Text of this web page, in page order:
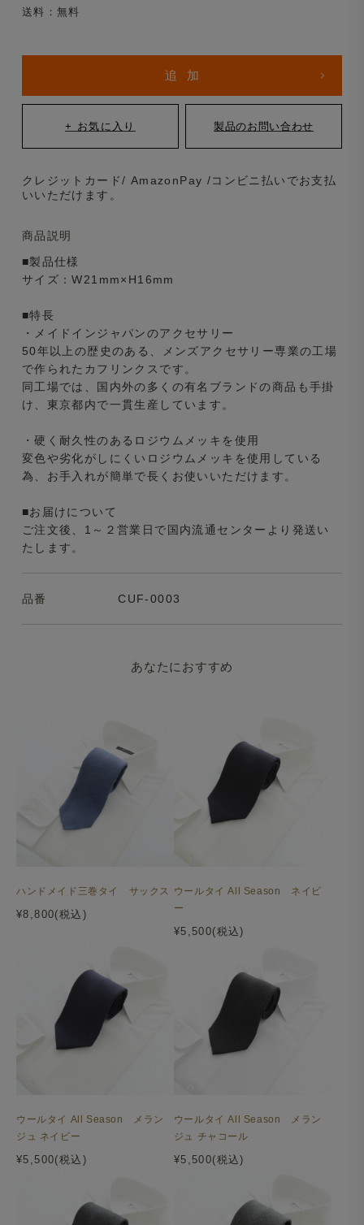
送料：無料
クレジットカード/ AmazonPay /コンビニ払いでお支払
いいただけます。
商品説明
■製品仕様
サイズ：W21mm×H16mm
■特長
・メイドインジャパンのアクセサリー
50年以上の歴史のある、メンズアクセサリー専業の工場
で作られたカフリンクスです。
同工場では、国内外の多くの有名ブランドの商品も手掛
け、東京都内で一貫生産しています。
・硬く耐久性のあるロジウムメッキを使用
変色や劣化がしにくいロジウムメッキを使用している
為、お手入れが簡単で長くお使いいただけます。
■お届けについて
ご注文後、1～２営業日で国内流通センターより発送い
たします。
品番 CUF-0003
あなたにおすすめ
ハンドメイド三巻タイ サックス
¥8,800(税込)
ウールタイ All Season ネイビ
ー
¥5,500(税込)
ウールタイ All Season メラン
ジュ ネイビー
¥5,500(税込)
ウールタイ All Season メラン
ジュ チャコール
¥5,500(税込)